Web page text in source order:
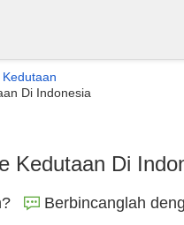
Di Indonesia
Kedutaan Di
Berbincanglah